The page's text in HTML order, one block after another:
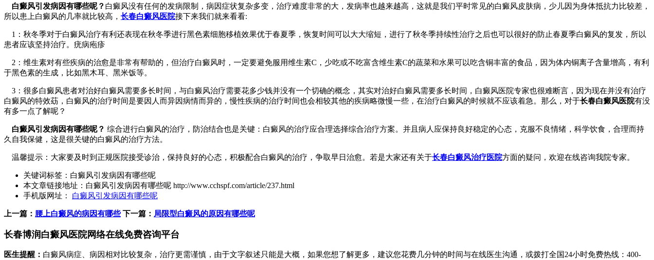
白癜风引发病因有哪些呢？ 白癜风没有任何的发病限制，病因症状复杂多变，治疗难度非常的大，发病率也越来越高，这就是我们平时常见的白癜风皮肤病，少儿因为身体抵抗力比较差，
所以患上白癜风的几率就比较高， 长春白癜风医院接下来我们就来看看:
1：秋冬季对于白癜风治疗有利还表现在秋冬季进行黑色素细胞移植效果优于春夏季，恢复时间可以大大缩短，进行了秋冬季持续性治疗之后也可以很好的防止春夏季白癜风的复发，所以
患者应该坚持治疗。疣病疱疹
2：维生素对有些疾病的治愈是非常有帮助的，但治疗白癜风时，一定要避免服用维生素C，少吃或不吃富含维生素C的蔬菜和水果可以吃含铜丰富的食品，因为体内铜离子含量增高，有利
于黑色素的生成，比如黑木耳、黑米饭等。
3：很多白癜风患者对治好白癜风需要多长时间，与白癜风治疗需要花多少钱并没有一个切确的概念，其实对治好白癜风需要多长时间，白癜风医院专家也很难断言，因为现在并没有治疗
白癜风的特效苭，白癜风的治疗时间是要因人而异因病情而异的，慢性疾病的治疗时间也会相较其他的疾病略微慢一些，在治疗白癜风的时候就不应该着急。那么，对于长春白癜风医院有没
有多一点了解呢？
白癜风引发病因有哪些呢？ 综合进行白癜风的治疗，防治结合也是关键：白癜风的治疗应合理选择综合治疗方案。并且病人应保持良好稳定的心态，克服不良情绪，科学饮食，合理而持
久自我保健，这是很关键的白癜风的治疗方法。
温馨提示：大家要及时到正规医院接受诊治，保持良好的心态，积极配合白癜风的治疗，争取早日治愈。若是大家还有关于长春白癜风治疗医院方面的疑问，欢迎在线咨询我院专家。
关键词标签： 白癜风引发病因有哪些呢
本文章链接地址： 白癜风引发病因有哪些呢 http://www.cchspf.com/article/237.html
手机版网址：
白癜风引发病因有哪些呢
上一篇： 腰上白癜风的病因有哪些 下一篇： 局限型白癜风的原因有哪些呢
长春博润白癜风医院网络在线免费咨询平台
医生提醒： 白癜风病症、病因相对比较复杂，治疗更需谨慎，由于文字叙述只能是大概，如果您想了解更多，建议您花费几分钟的时间与在线医生沟通，或拨打全国24小时免费热线： 400-